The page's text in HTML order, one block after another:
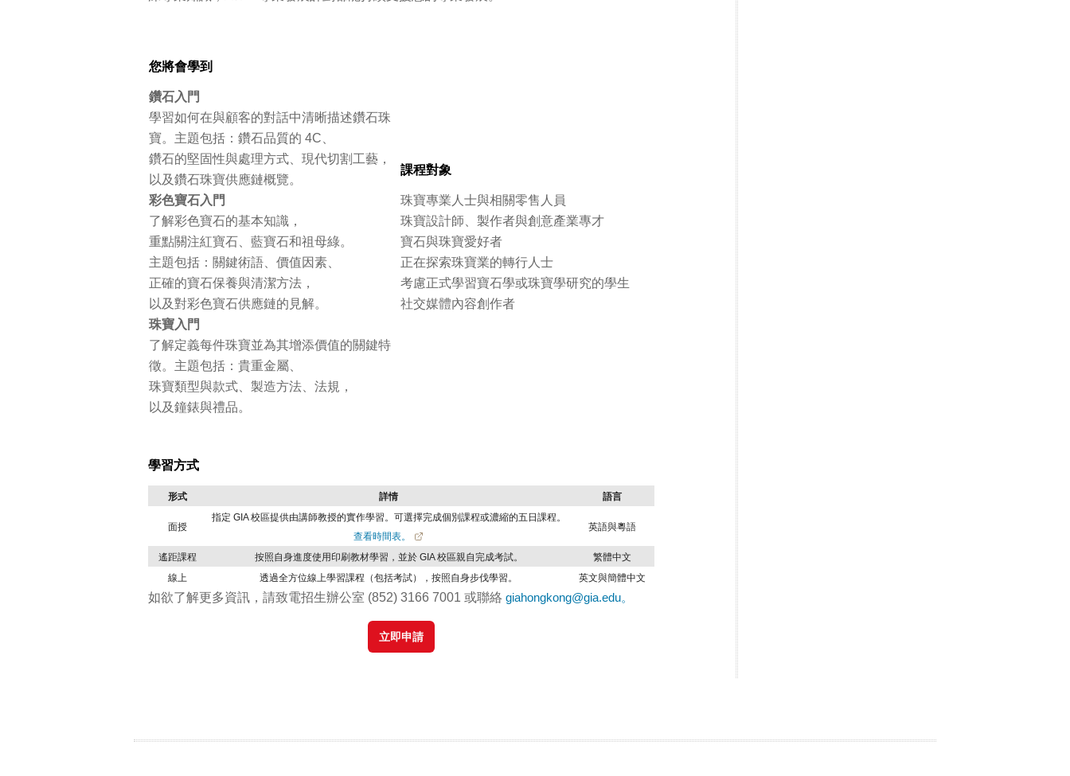
您將會學到
鑽石入門
學習如何在與顧客的對話中清晰描述鑽石珠
寶。主題包括：鑽石品質的 4C、
鑽石的堅固性與處理方式、現代切割工藝，
以及鑽石珠寶供應鏈概覽。
彩色寶石入門
了解彩色寶石的基本知識，
重點關注紅寶石、藍寶石和祖母綠。
主題包括：關鍵術語、價值因素、
正確的寶石保養與清潔方法，
以及對彩色寶石供應鏈的見解。
珠寶入門
了解定義每件珠寶並為其增添價值的關鍵特
徵。主題包括：貴重金屬、
珠寶類型與款式、製造方法、法規，
以及鐘錶與禮品。
課程對象
珠寶專業人士與相關零售人員
珠寶設計師、製作者與創意產業專才
寶石與珠寶愛好者
正在探索珠寶業的轉行人士
考慮正式學習寶石學或珠寶學研究的學生
社交媒體內容創作者
學習方式
形式 詳情 語言
面授
指定 GIA 校區提供由講師教授的實作學習。可選擇完成個別課程或濃縮的五日課程。
查看時間表。
英語與粵語
遙距課程 按照自身進度使用印刷教材學習，並於 GIA 校區親自完成考試。
繁體中文
線上
透過全方位線上學習課程（包括考試），按照自身步伐學習。 英文與簡體中文
如欲了解更多資訊，請致電招生辦公室 (852) 3166 7001 或聯絡 giahongkong@gia.edu。
立即申請